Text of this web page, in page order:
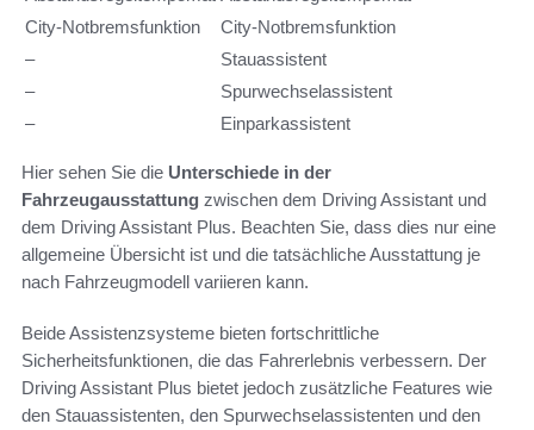
City-Notbremsfunktion
City-Notbremsfunktion
–
Stauassistent
–
Spurwechselassistent
–
Einparkassistent
Hier sehen Sie die Unterschiede in der
Fahrzeugausstattung zwischen dem Driving Assistant und
dem Driving Assistant Plus. Beachten Sie, dass dies nur eine
allgemeine Übersicht ist und die tatsächliche Ausstattung je
nach Fahrzeugmodell variieren kann.
Beide Assistenzsysteme bieten fortschrittliche
Sicherheitsfunktionen, die das Fahrerlebnis verbessern. Der
Driving Assistant Plus bietet jedoch zusätzliche Features wie
den Stauassistenten, den Spurwechselassistenten und den